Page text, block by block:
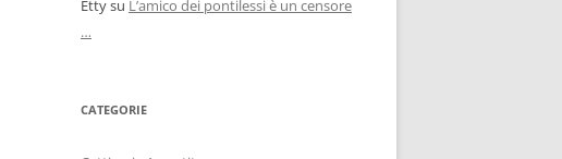
Ettysu L’amico dei pontilessi è un censore
…
CATEGORIE